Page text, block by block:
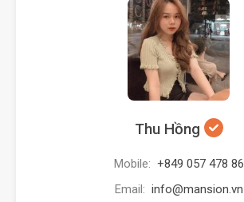
Thu Hồng
Mobile: +849 057 478 86
Email: info@mansion.vn